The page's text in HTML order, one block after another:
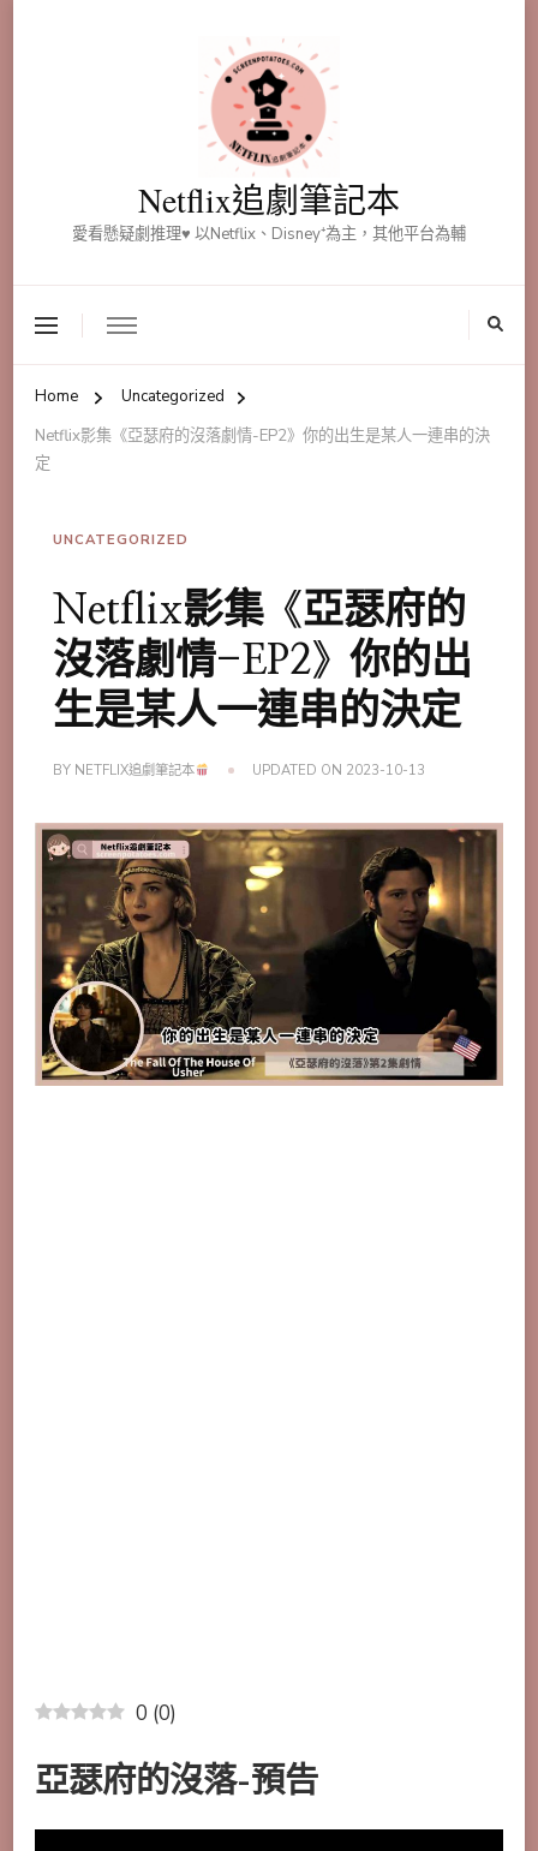
Netflix追劇筆記本
愛看懸疑劇推理♥ 以Netflix、Disney⁺為主，其他平台為輔
Home
Uncategorized
Netflix影集《亞瑟府的沒落劇情-EP2》你的出生是某人一連串的決
定
UNCATEGORIZED
Netflix影集《亞瑟府的
沒落劇情-EP2》你的出
生是某人一連串的決定
BY NETFLIX追劇筆記本 UPDATED ON 2023-10-13
0 (0)
亞瑟府的沒落-預告